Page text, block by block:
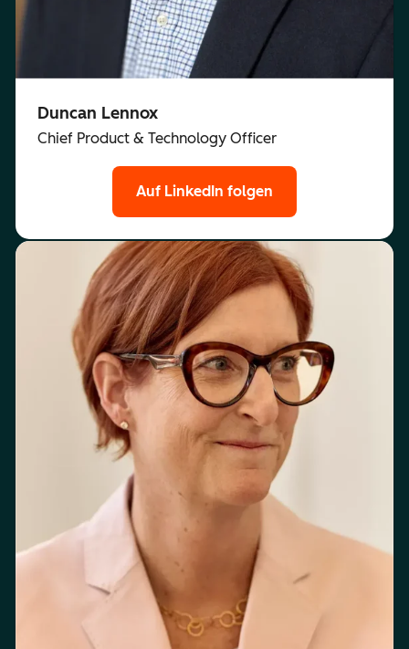
Duncan Lennox
Chief Product & Technology Officer
Auf LinkedIn folgen